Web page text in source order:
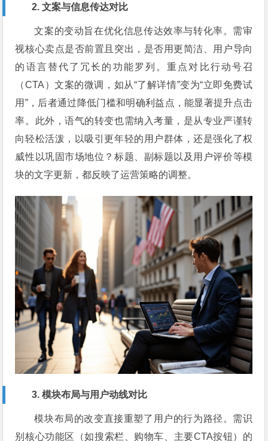
2. 文案与信息传达对比
文案的变动旨在优化信息传达效率与转化率。需审
视核心卖点是否前置且突出，是否用更简洁、用户导向
的语言替代了冗长的功能罗列。重点对比行动号召
（CTA）文案的微调，如从“了解详情”变为“立即免费试
用”，后者通过降低门槛和明确利益点，能显著提升点击
率。此外，语气的转变也需纳入考量，是从专业严谨转
向轻松活泼，以吸引更年轻的用户群体，还是强化了权
威性以巩固市场地位？标题、副标题以及用户评价等模
块的文字更新，都反映了运营策略的调整。
3. 模块布局与用户动线对比
模块布局的改变直接重塑了用户的行为路径。需识
别核心功能区（如搜索栏、购物车、主要CTA按钮）的